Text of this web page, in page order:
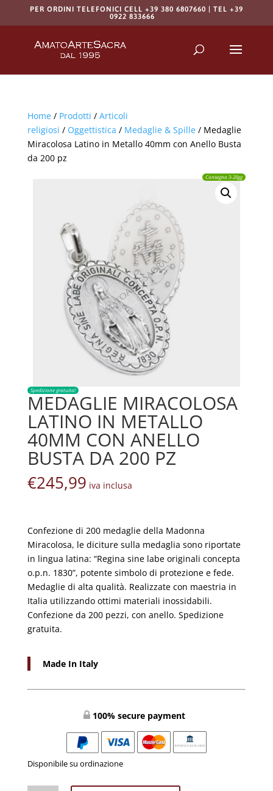
PER ORDINI TELEFONICI CELL +39 380 6807660 | TEL +39
0922 833666
Home/ Prodotti / Articoli
religiosi / Oggettistica / Medaglie & Spille/ Medaglie
Miracolosa Latino in Metallo 40mm con Anello Busta
da 200 pz
Consegna 3-20gg
Spedizione gratuita!
MEDAGLIE MIRACOLOSA
LATINO IN METALLO
40MM CON ANELLO
BUSTA DA 200 PZ
€245,99 iva inclusa
Confezione di 200 medaglie della Madonna
Miracolosa, le diciture sulla medaglia sono riportate
in lingua latina: “Regina sine labe originali concepta
o.p.n. 1830”, potente simbolo di protezione e fede.
Medaglie di alta qualità. Realizzate con maestria in
Italia utilizzando ottimi materiali inossidabili.
Confezione da 200 pezzi, con anello. Spedizione
gratuita.
Made In Italy
100% secure payment
Disponibile su ordinazione